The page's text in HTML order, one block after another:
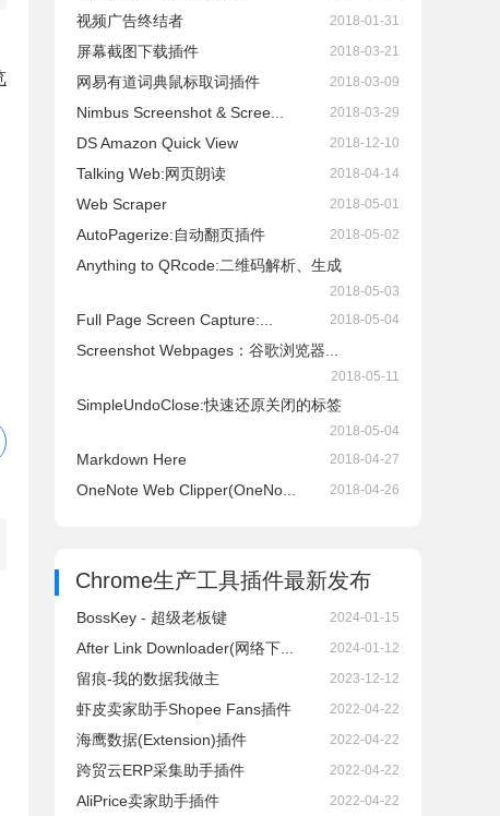
视频广告终结者 2018-01-31
屏幕截图下载插件 2018-03-21
网易有道词典鼠标取词插件 2018-03-09
Nimbus Screenshot & Scree... 2018-03-29
DS Amazon Quick View 2018-12-10
Talking Web:网页朗读 2018-04-14
Web Scraper 2018-05-01
AutoPagerize:自动翻页插件 2018-05-02
Anything to QRcode:二维码解析、生成
2018-05-03
Full Page Screen Capture:... 2018-05-04
Screenshot Webpages：谷歌浏览器...
2018-05-11
SimpleUndoClose:快速还原关闭的标签
2018-05-04
Markdown Here 2018-04-27
OneNote Web Clipper(OneNo... 2018-04-26
Chrome生产工具插件最新发布
BossKey - 超级老板键 2024-01-15
After Link Downloader(网络下... 2024-01-12
留痕-我的数据我做主 2023-12-12
虾皮卖家助手Shopee Fans插件 2022-04-22
海鹰数据(Extension)插件 2022-04-22
跨贸云ERP采集助手插件 2022-04-22
AliPrice卖家助手插件 2022-04-22